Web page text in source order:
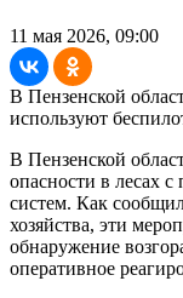
11 мая 2026, 09:00
В Пензенской
используют
В Пензенской
опасности в лесах
систем. Как
хозяйства, эти
обнаружение
оперативное